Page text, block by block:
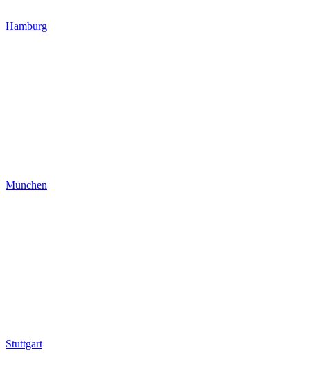
Hamburg
München
Stuttgart